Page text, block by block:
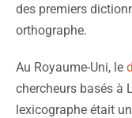
des premiers
orthographe.
Au Royaume-Uni, le
chercheurs basés à
lexicographe était